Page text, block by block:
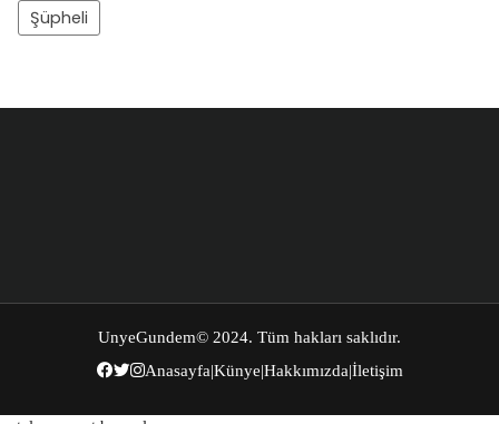
Şüpheli
UnyeGundem© 2024. Tüm hakları saklıdır.
Anasayfa|Künye|Hakkımızda|İletişim